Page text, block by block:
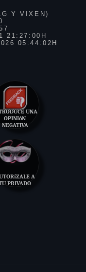
Y VIXEN)
21:27:00H
05:44:02H
UNA
OPINIóN
NEGATIVA
A
PRIVADO